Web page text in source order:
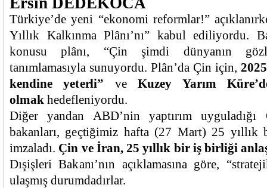
Türkiye’de yeni “ekonomi reformlar!”
Yıllık Kalkınma Plânı’nı” kabul ediliyordu.
konusu plânı, “Çin şimdi dünyanın
tanımlamasıyla sunuyordu. Plân’da Çin için,
kendine yeterli” veKuzey Yarım
olmak hedefleniyordu.
Diğer yandan ABD’nin yaptırım
bakanları, geçtiğimiz hafta (27 Mart) 25 yıllık
imzaladı. Çin ve İran, 25 yıllık bir iş birliği
Dışişleri Bakanı’nın açıklamasına göre,
ulaşmış durumdadırlar.